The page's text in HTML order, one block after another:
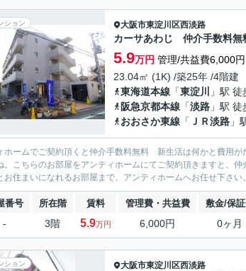
ション 大阪市東淀川区西淡路
カーサあわじ 仲介手数料無
5.9万円 管理/共益費6,000円
23.04㎡ (1K) /築25年 /4階建
東海道本線 「東淀川
」駅
阪急京都本線 「淡路 」駅
おおさか東線 「 ＪＲ淡路 」
ホームでご契約頂くと仲介手数料無料 新生活は何かと費用
。こちらのお部屋をアンティホームにてご契約頂きますと、
お住まいになれるお部屋まで、アンティホームへお任せ下さい。
番号 所在階 賃料 管理費・共益費 敷金/保
- 3階 5.9万円 6,000円 0ヶ月
ション 大阪市東淀川区西淡路